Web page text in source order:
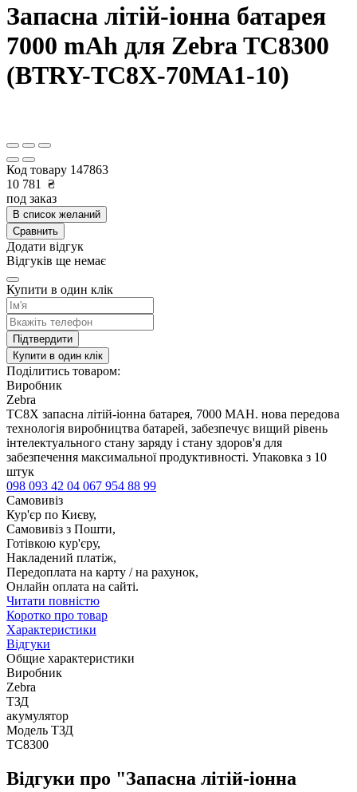
Запасна літій-іонна батарея
7000 mAh для Zebra TC8300
(BTRY-TC8X-70MA1-10)
Код товару 147863
10 781
₴
под заказ
В список желаний
Сравнить
Додати відгук
Відгуків ще немає
Купити в один клік
Підтвердити
Купити в один клік
Поділитись товаром:
Виробник
Zebra
TC8X запасна літій-іонна батарея, 7000 MAH. нова передова
технологія виробництва батарей, забезпечує вищий рівень
інтелектуального стану заряду і стану здоров'я для
забезпечення максимальної продуктивності. Упаковка з 10
штук
098 093 42 04 067 954 88 99
Самовивіз
Кур'єр по Києву,
Самовивіз з Пошти,
Готівкою кур'єру,
Накладений платіж,
Передоплата на карту / на рахунок,
Онлайн оплата на сайті.
Читати повністю
Коротко про товар
Характеристики
Відгуки
Общие характеристики
Виробник
Zebra
ТЗД
акумулятор
Модель ТЗД
TC8300
Відгуки про "Запасна літій-іонна